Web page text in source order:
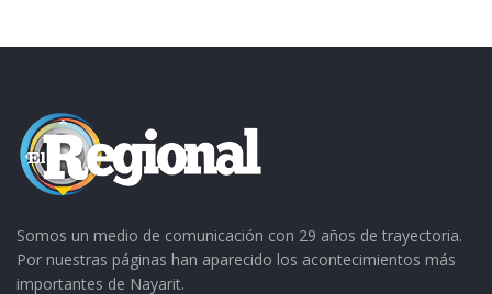
Somos un medio de comunicación con 29 años de trayectoria.
Por nuestras páginas han aparecido los acontecimientos más
importantes de Nayarit.